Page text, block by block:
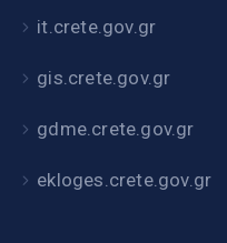
it.crete.gov.gr
gis.crete.gov.gr
gdme.crete.gov.gr
ekloges.crete.gov.gr